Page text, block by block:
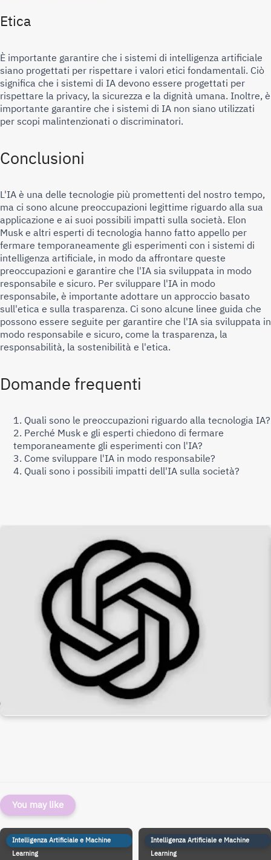
Etica
È importante garantire che i sistemi di intelligenza artificiale
siano progettati per rispettare i valori etici fondamentali. Ciò
significa che i sistemi di IA devono essere progettati per
rispettare la privacy, la sicurezza e la dignità umana. Inoltre, è
importante garantire che i sistemi di IA non siano utilizzati
per scopi malintenzionati o discriminatori.
Conclusioni
L'IA è una delle tecnologie più promettenti del nostro tempo,
ma ci sono alcune preoccupazioni legittime riguardo alla sua
applicazione e ai suoi possibili impatti sulla società. Elon
Musk e altri esperti di tecnologia hanno fatto appello per
fermare temporaneamente gli esperimenti con i sistemi di
intelligenza artificiale, in modo da affrontare queste
preoccupazioni e garantire che l'IA sia sviluppata in modo
responsabile e sicuro. Per sviluppare l'IA in modo
responsabile, è importante adottare un approccio basato
sull'etica e sulla trasparenza. Ci sono alcune linee guida che
possono essere seguite per garantire che l'IA sia sviluppata in
modo responsabile e sicuro, come la trasparenza, la
responsabilità, la sostenibilità e l'etica.
Domande frequenti
Quali sono le preoccupazioni riguardo alla tecnologia IA?
Perché Musk e gli esperti chiedono di fermare
temporaneamente gli esperimenti con l'IA?
Come sviluppare l'IA in modo responsabile?
Quali sono i possibili impatti dell'IA sulla società?
You may like
Intelligenza Artificiale e Machine
Learning
Intelligenza Artificiale e Machine
Learning